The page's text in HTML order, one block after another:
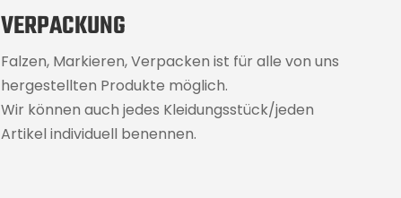
VERPACKUNG
Falzen, Markieren, Verpacken ist für alle von uns
hergestellten Produkte möglich.
Wir können auch jedes Kleidungsstück/jeden
Artikel individuell benennen.